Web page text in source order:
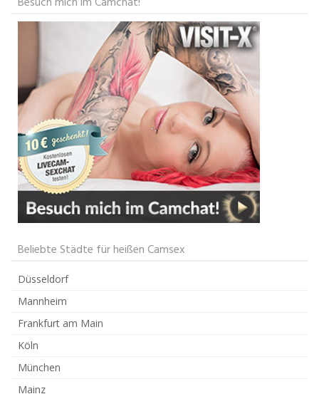
Beliebte Städte für heißen Camsex
Düsseldorf
Mannheim
Frankfurt am Main
Köln
München
Mainz